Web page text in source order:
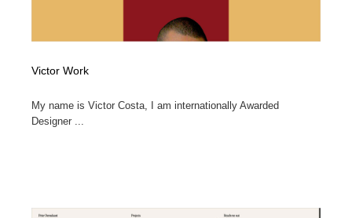
Victor Work
My name is Victor Costa, I am internationally Awarded
Designer ...